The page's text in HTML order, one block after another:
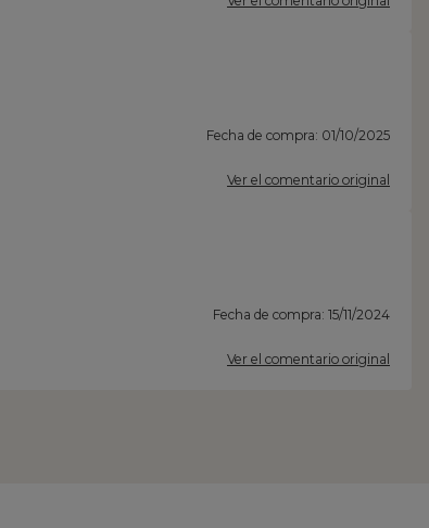
Fecha de compra: 01/10/2025
Ver el comentario original
Fecha de compra: 15/11/2024
Ver el comentario original